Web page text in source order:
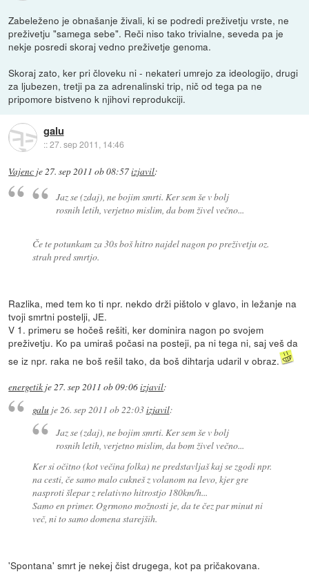
Zabeleženo je obnašanje živali, ki se podredi preživetju vrste, ne
preživetju "samega sebe". Reči niso tako trivialne, seveda pa je
nekje posredi skoraj vedno preživetje genoma.
Skoraj zato, ker pri človeku ni - nekateri umrejo za ideologijo, drugi
za ljubezen, tretji pa za adrenalinski trip, nič od tega pa ne
pripomore bistveno k njihovi reprodukciji.
galu
::27. sep 2011, 14:46
Vajenc je27. sep 2011 ob 08:57izjavil:
Jaz se (zdaj), ne bojim smrti. Ker sem še v bolj
rosnih letih, verjetno mislim, da bom živel večno...
Če te potunkam za 30s boš hitro najdel nagon po preživetju oz.
strah pred smrtjo.
Razlika, med tem ko ti npr. nekdo drži pištolo v glavo, in ležanje na
tvoji smrtni postelji, JE.
V 1. primeru se hočeš rešiti, ker dominira nagon po svojem
preživetju. Ko pa umiraš počasi na posteji, pa ni tega ni, saj veš da
se iz npr. raka ne boš rešil tako, da boš dihtarja udaril v obraz.
energetik je 27. sep 2011 ob 09:06izjavil:
galuje26. sep 2011 ob 22:03izjavil:
Jaz se (zdaj), ne bojim smrti. Ker sem še v bolj
rosnih letih, verjetno mislim, da bom živel večno...
Ker si očitno (kot večina folka) ne predstavljaš kaj se zgodi npr.
na cesti, če samo malo cukneš z volanom na levo, kjer gre
nasproti šlepar z relativno hitrostjo 180km/h...
Samo en primer. Ogrmono možnosti je, da te čez par minut ni
več, ni to samo domena starejših.
'Spontana' smrt je nekej čist drugega, kot pa pričakovana.